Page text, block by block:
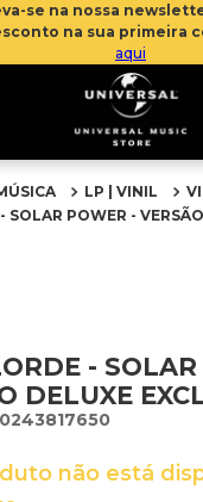
se na nossa
na sua primeira
aqui
LP | VINIL
SOLAR POWER -
-
DELUXE
não está